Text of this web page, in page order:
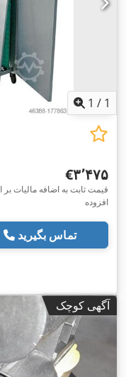
1 / 1
‎€۳٬۴۷۵
قیمت ثابت به اضافه مالیات
افزوده
تماس بگیرید
آگهی کوچک